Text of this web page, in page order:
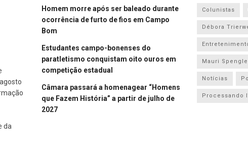
da
Homem morre após ser baleado durante
ocorrência de furto de fios em Campo
Bom
Estudantes campo-bonenses do
paratletismo conquistam oito ouros em
competição estadual
Câmara passará a homenagear “Homens
que Fazem História” a partir de julho de
2027
Colunistas
Débora
Mauri
Notícias
Processando